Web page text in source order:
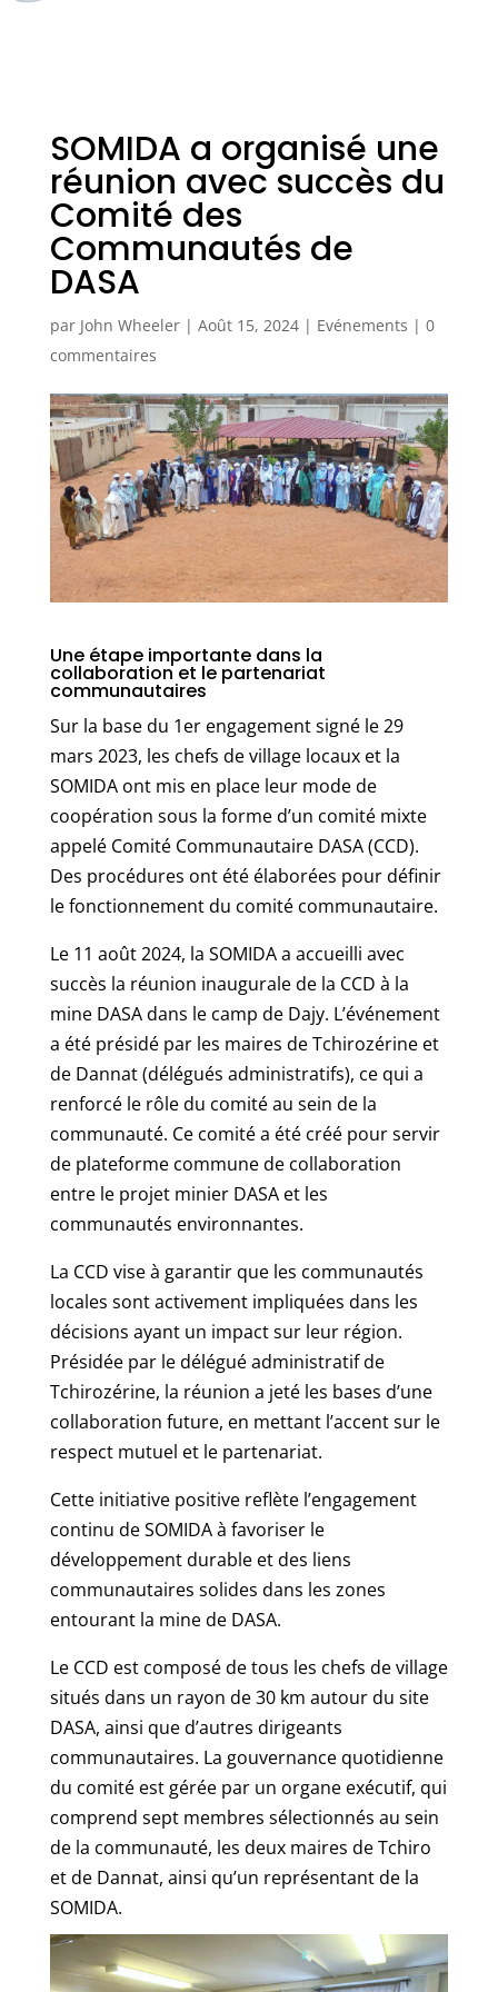
SOMIDA a organisé une
réunion avec succès du
Comité des
Communautés de
DASA
par John Wheeler| Août 15, 2024| Evénements | 0
commentaires
Une étape importante dans la
collaboration et le partenariat
communautaires
Sur la base du 1er engagement signé le 29
mars 2023, les chefs de village locaux et la
SOMIDA ont mis en place leur mode de
coopération sous la forme d’un comité mixte
appelé Comité Communautaire DASA (CCD).
Des procédures ont été élaborées pour définir
le fonctionnement du comité communautaire.
Le 11 août 2024, la SOMIDA a accueilli avec
succès la réunion inaugurale de la CCD à la
mine DASA dans le camp de Dajy. L’événement
a été présidé par les maires de Tchirozérine et
de Dannat (délégués administratifs), ce qui a
renforcé le rôle du comité au sein de la
communauté. Ce comité a été créé pour servir
de plateforme commune de collaboration
entre le projet minier DASA et les
communautés environnantes.
La CCD vise à garantir que les communautés
locales sont activement impliquées dans les
décisions ayant un impact sur leur région.
Présidée par le délégué administratif de
Tchirozérine, la réunion a jeté les bases d’une
collaboration future, en mettant l’accent sur le
respect mutuel et le partenariat.
Cette initiative positive reflète l’engagement
continu de SOMIDA à favoriser le
développement durable et des liens
communautaires solides dans les zones
entourant la mine de DASA.
Le CCD est composé de tous les chefs de village
situés dans un rayon de 30 km autour du site
DASA, ainsi que d’autres dirigeants
communautaires. La gouvernance quotidienne
du comité est gérée par un organe exécutif, qui
comprend sept membres sélectionnés au sein
de la communauté, les deux maires de Tchiro
et de Dannat, ainsi qu’un représentant de la
SOMIDA.